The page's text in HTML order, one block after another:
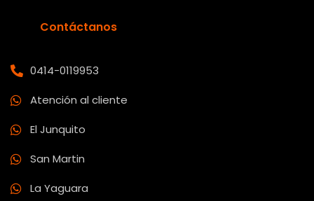
Contáctanos
0414-0119953
Atención al cliente
El Junquito
San Martin
La Yaguara